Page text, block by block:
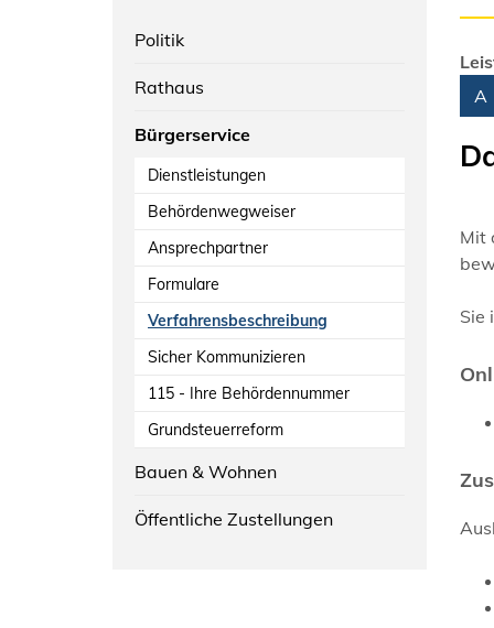
Politik
Rathaus
Bürgerservice
Dienstleistungen
Behördenwegweiser
Ansprechpartner
Formulare
Verfahrensbeschreibung
Sicher Kommunizieren
115 - Ihre Behördennummer
Grundsteuerreform
Bauen & Wohnen
Öffentliche Zustellungen
A
Mit
Sie